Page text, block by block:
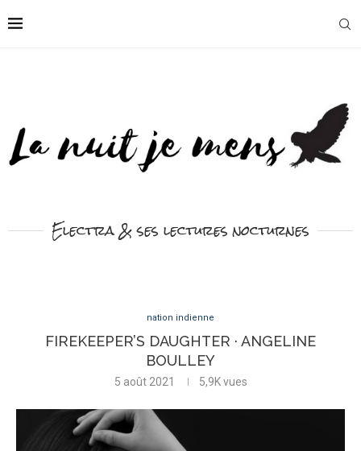
Electra & ses lectures nocturnes
nation indienne
FIREKEEPER’S DAUGHTER · ANGELINE
BOULLEY
5 août 2021 5,9Kvues